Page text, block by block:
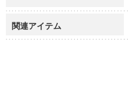
関連アイテム